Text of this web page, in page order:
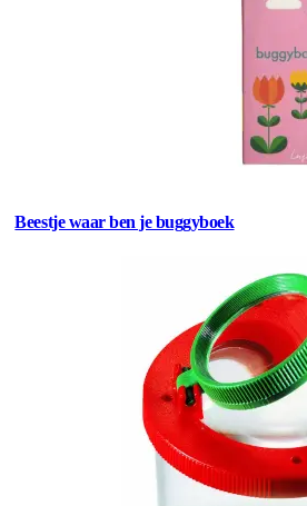
Beestje waar ben je buggyboek